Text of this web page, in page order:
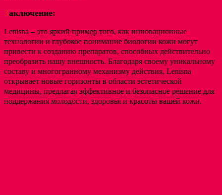
Заключение:
Lenisna – это яркий пример того, как инновационные
технологии и глубокое понимание биологии кожи могут
привести к созданию препаратов, способных действительно
преобразить нашу внешность. Благодаря своему уникальному
составу и многогранному механизму действия, Lenisna
открывает новые горизонты в области эстетической
медицины, предлагая эффективное и безопасное решение для
поддержания молодости, здоровья и красоты вашей кожи.